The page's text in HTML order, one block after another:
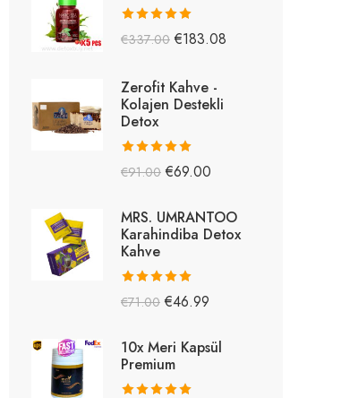
5 üzerinden
€337.00 €183.08
Zerofit Kahve -
Kolajen Destekli
Detox
5 üzerinden
€91.00 €69.00
MRS. UMRANTOO
Karahindiba Detox
Kahve
5 üzerinden
€71.00 €46.99
10x Meri Kapsül
Premium